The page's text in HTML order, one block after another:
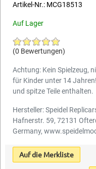
Artikel-Nr.: MCG18513
Auf Lager
(0 Bewertungen)
Achtung: Kein Spielzeug,
für Kinder unter 14
und spitze Teile enthalten.
Hersteller: Speidel
Hafnerstr. 59, 72131
Germany,
Auf die Merkliste